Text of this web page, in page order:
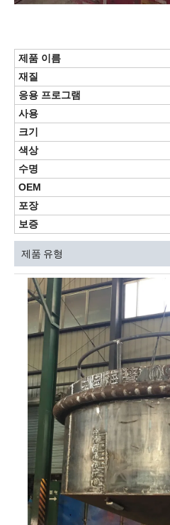
제품 이름
재질
응용 프로그램
사용
크기
색상
수명
OEM
포장
보증
제품 유형